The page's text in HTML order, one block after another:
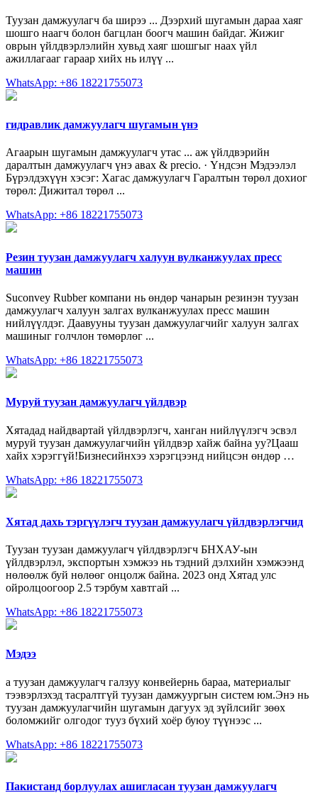
Туузан дамжуулагч ба ширээ ... Дээрхий шугамын дараа хаяг
шошго наагч болон багцлан боогч машин байдаг. Жижиг
оврын үйлдвэрлэлийн хувьд хаяг шошгыг наах үйл
ажиллагааг гараар хийх нь илүү ...
WhatsApp: +86 18221755073
гидравлик дамжуулагч шугамын үнэ
Агаарын шугамын дамжуулагч утас ... аж үйлдвэрийн
даралтын дамжуулагч үнэ авах & precio. · Үндсэн Мэдээлэл
Бүрэлдэхүүн хэсэг: Хагас дамжуулагч Гаралтын төрөл дохиог
төрөл: Дижитал төрөл ...
WhatsApp: +86 18221755073
Резин туузан дамжуулагч халуун вулканжуулах пресс
машин
Suconvey Rubber компани нь өндөр чанарын резинэн туузан
дамжуулагч халуун залгах вулканжуулах пресс машин
нийлүүлдэг. Даавууны туузан дамжуулагчийг халуун залгах
машиныг голчлон төмөрлөг ...
WhatsApp: +86 18221755073
Муруй туузан дамжуулагч үйлдвэр
Хятадад найдвартай үйлдвэрлэгч, ханган нийлүүлэгч эсвэл
муруй туузан дамжуулагчийн үйлдвэр хайж байна уу?Цааш
хайх хэрэггүй!Бизнесийнхээ хэрэгцээнд нийцсэн өндөр …
WhatsApp: +86 18221755073
Хятад дахь тэргүүлэгч туузан дамжуулагч үйлдвэрлэгчид
Туузан туузан дамжуулагч үйлдвэрлэгч БНХАУ-ын
үйлдвэрлэл, экспортын хэмжээ нь тэдний дэлхийн хэмжээнд
нөлөөлж буй нөлөөг онцолж байна. 2023 онд Хятад улс
ойролцоогоор 2.5 тэрбум хавтгай ...
WhatsApp: +86 18221755073
Мэдээ
a туузан дамжуулагч галзуу конвейернь бараа, материалыг
тээвэрлэхэд тасралтгүй туузан дамжуургын систем юм.Энэ нь
туузан дамжуулагчийн шугамын дагуух эд зүйлсийг зөөх
боломжийг олгодог тууз бүхий хоёр буюу түүнээс ...
WhatsApp: +86 18221755073
Пакистанд борлуулах ашигласан туузан дамжуулагч